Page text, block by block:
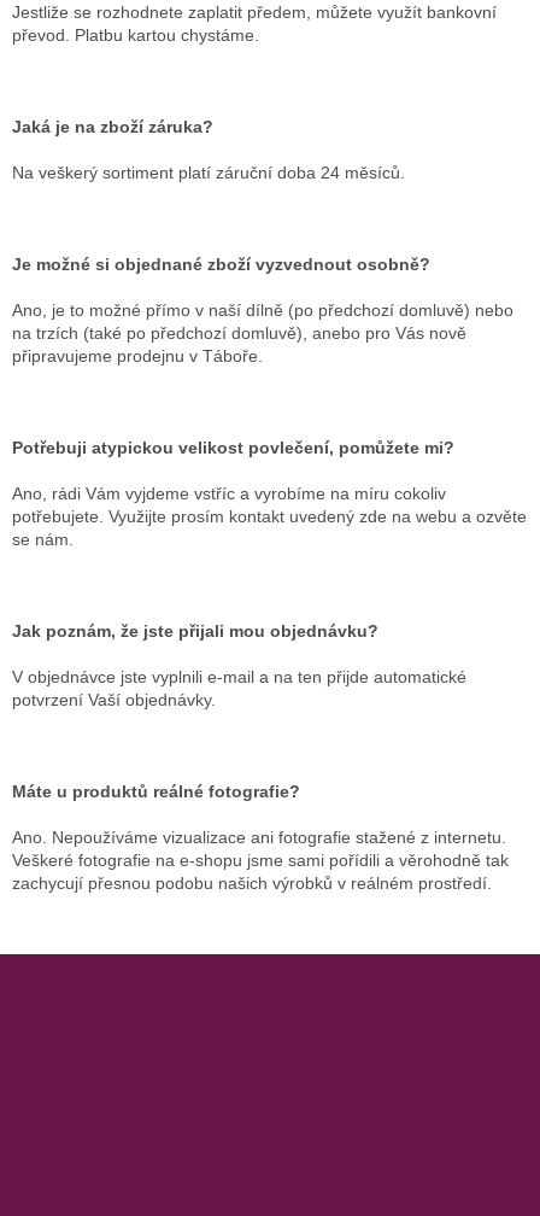
Jestliže se rozhodnete zaplatit předem, můžete využít bankovní
převod. Platbu kartou chystáme.
Jaká je na zboží záruka?
Na veškerý sortiment platí záruční doba 24 měsíců.
Je možné si objednané zboží vyzvednout osobně?
Ano, je to možné přímo v naší dílně (po předchozí domluvě) nebo
na trzích (také po předchozí domluvě), anebo pro Vás nově
připravujeme prodejnu v Táboře.
Potřebuji atypickou velikost povlečení, pomůžete mi?
Ano, rádi Vám vyjdeme vstříc a vyrobíme na míru cokoliv
potřebujete. Využijte prosím kontakt uvedený zde na webu a ozvěte
se nám.
Jak poznám, že jste přijali mou objednávku?
V objednávce jste vyplnili e-mail a na ten přijde automatické
potvrzení Vaší objednávky.
Máte u produktů reálné fotografie?
Ano. Nepoužíváme vizualizace ani fotografie stažené z internetu.
Veškeré fotografie na e-shopu jsme sami pořídili a věrohodně tak
zachycují přesnou podobu našich výrobků v reálném prostředí.